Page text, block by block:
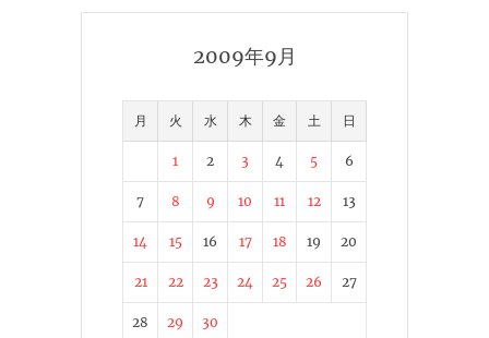
2009年9月
月 火 水 木 金 土 日
1 2 3 4 5 6
7 8 9 10 11 12 13
14 15 16 17 18 19 20
21 22 23 24 25 26 27
28 29
30